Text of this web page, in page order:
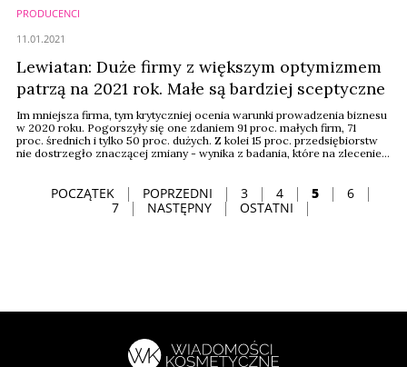
PRODUCENCI
Lewiatan: Duże firmy z większym optymizmem
patrzą na 2021 rok. Małe są bardziej sceptyczne
Im mniejsza firma, tym krytyczniej ocenia warunki prowadzenia biznesu
w 2020 roku. Pogorszyły się one zdaniem 91 proc. małych firm, 71
proc. średnich i tylko 50 proc. dużych. Z kolei 15 proc. przedsiębiorstw
nie dostrzegło znaczącej zmiany - wynika z badania, które na zlecenie
11.01.2021
POCZĄTEK POPRZEDNI 3 4 5
6
7
NASTĘPNY OSTATNI